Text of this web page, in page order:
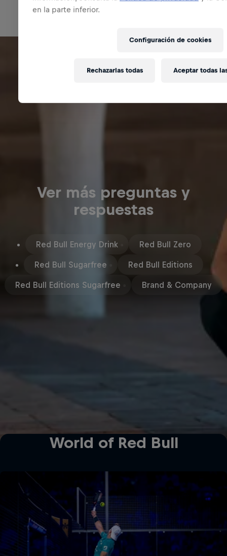
Ver más preguntas y
respuestas
Red Bull Energy Drink Red Bull Zero
Red Bull Sugarfree Red Bull Editions
Red Bull Editions Sugarfree Brand & Company
World of Red Bull
en la parte inferior.
Configuración de cookies
Rechazarlas todas Aceptar todas